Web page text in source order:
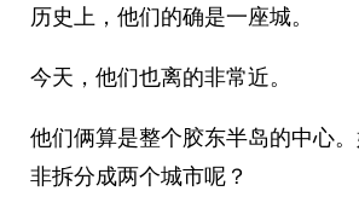
历史上，他们的确是一座城。
今天，他们也离的非常近。
他们俩算是整个胶东半岛的中心
非拆分成两个城市呢？